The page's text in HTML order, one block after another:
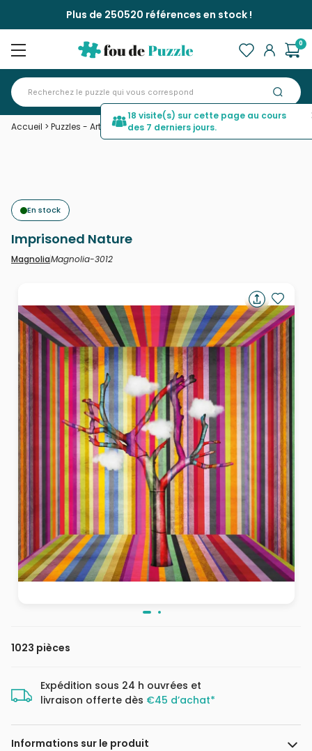
Plus de 250520 références en stock !
0
Accueil > Puzzles - Art Imprisoned Nature
En stock
Imprisoned Nature
MagnoliaMagnolia-3012
1023 pièces
Expédition sous 24 h ouvrées et
livraison offerte dès €45 d’achat*
Informations sur le produit
18 visite(s) sur cette page au cours
des 7 derniers jours.